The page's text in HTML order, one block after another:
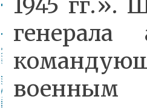
военным